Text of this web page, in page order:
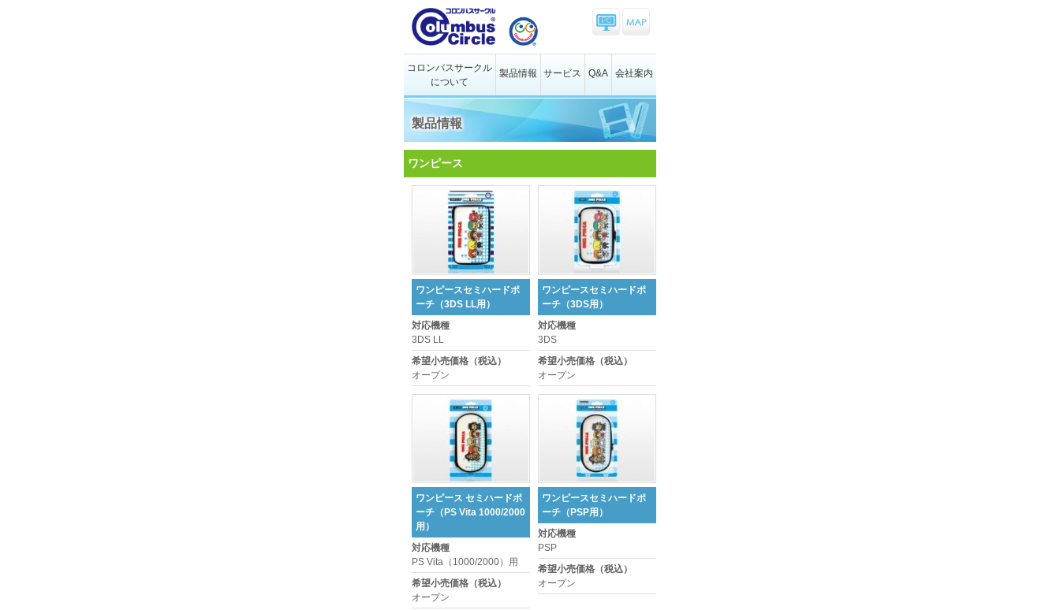
コロンバスサークル
について
製品情報 サービス Q&A 会社案内
製品情報
ワンピース
ワンピースセミハードポ
ーチ（3DS LL用）
対応機種
3DS LL
希望小売価格（税込）
オープン
ワンピースセミハードポ
ーチ（3DS用）
対応機種
3DS
希望小売価格（税込）
オープン
ワンピース セミハードポ
ーチ（PS Vita 1000/2000
用）
対応機種
PS Vita（1000/2000）用
希望小売価格（税込）
オープン
ワンピースセミハードポ
ーチ（PSP用）
対応機種
PSP
希望小売価格（税込）
オープン